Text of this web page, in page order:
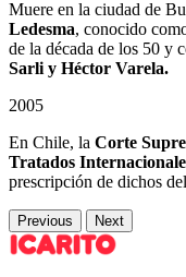
Muere en la ciudad de
Ledesma, conocido
de la década de los 50 y
Sarli y Héctor Varela.
2005
En Chile, la Corte
Tratados
prescripción de dichos
Previous Next